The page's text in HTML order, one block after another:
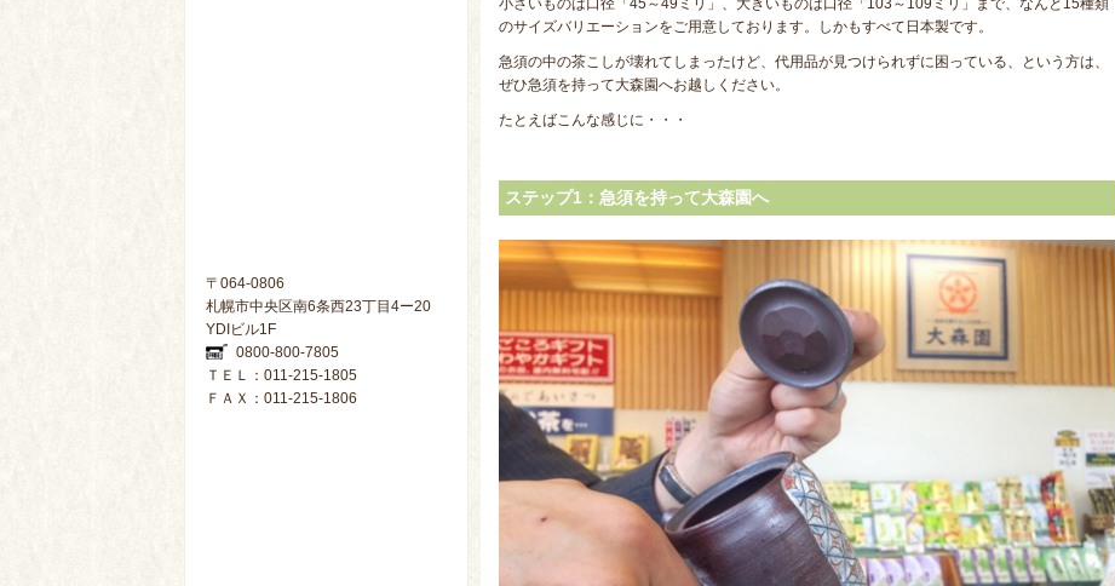
のサイズバリエーションをご用意しております。しかもすべて日本製です。
急須の中の茶こしが壊れてしまったけど、代用品が見つけられずに困っている、という方は、
ぜひ急須を持って大森園へお越しください。
たとえばこんな感じに・・・
ステップ1：急須を持って大森園へ
〒064-0806
札幌市中央区南6条西23丁目4ー20
YDIビル1F
0800-800-7805
ＴＥＬ：011-215-1805
ＦＡＸ：011-215-1806